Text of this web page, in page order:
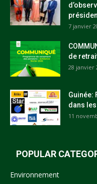
7 janvier
de
28 janvier
Guinée:
dans
11
POPULAR
Environnement